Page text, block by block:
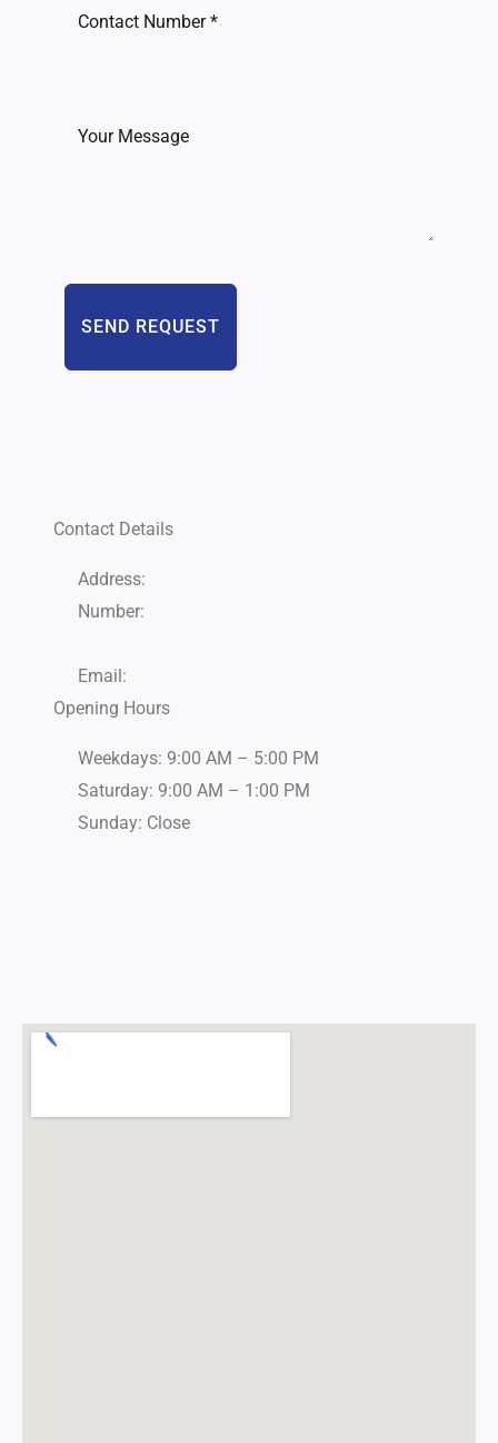
SEND REQUEST
Contact Details
Address:
Number:
Email:
Opening Hours
Weekdays: 9:00 AM – 5:00 PM
Saturday: 9:00 AM – 1:00 PM
Sunday: Close